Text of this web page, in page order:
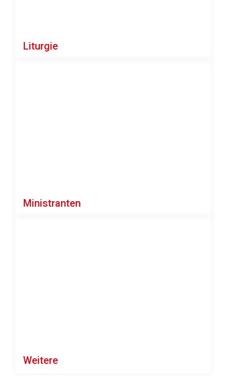
Liturgie
Ministranten
Weitere